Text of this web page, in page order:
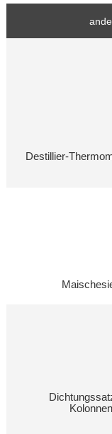
Destillier-